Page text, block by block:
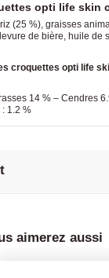
opti life skin
(25 %), graisses
de bière, huile de
croquettes opti life
14 % – Cendres
1.2 %
aimerez aussi